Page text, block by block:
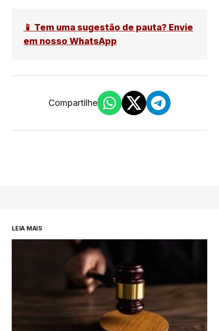
📱 Tem uma sugestão de pauta? Envie
em nosso WhatsApp
Compartilhe
LEIA MAIS